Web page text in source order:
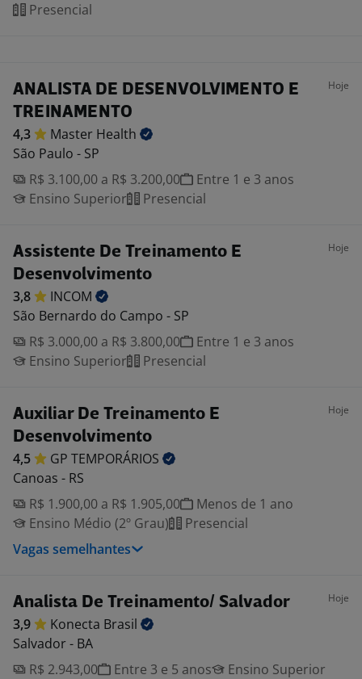
Presencial
ANALISTA DE DESENVOLVIMENTO E
TREINAMENTO
Hoje
4,3 Master Health
São Paulo - SP
R$ 3.100,00 a R$ 3.200,00
Entre 1 e 3 anos
Ensino Superior
Presencial
Assistente De Treinamento E
Desenvolvimento
Hoje
3,8
INCOM
São Bernardo do Campo - SP
R$ 3.000,00 a R$ 3.800,00
Entre 1 e 3 anos
Ensino Superior
Presencial
Auxiliar De Treinamento E
Desenvolvimento
Hoje
4,5 GP TEMPORÁRIOS
Canoas - RS
R$ 1.900,00 a R$ 1.905,00
Menos de 1 ano
Ensino Médio (2º Grau)
Presencial
Vagas semelhantes
Analista De Treinamento/ Salvador Hoje
3,9 Konecta Brasil
Salvador - BA
R$ 2.943,00
Entre 3 e 5 anos
Ensino Superior